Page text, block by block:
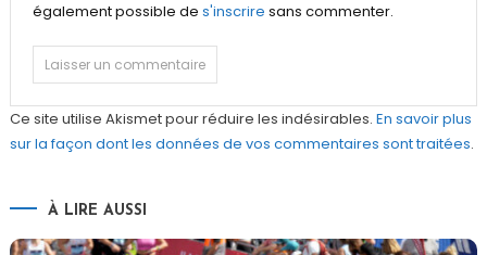
également possible de s'inscrire sans commenter.
Ce site utilise Akismet pour réduire les indésirables. En savoir plus
sur la façon dont les données de vos commentaires sont traitées.
À LIRE AUSSI